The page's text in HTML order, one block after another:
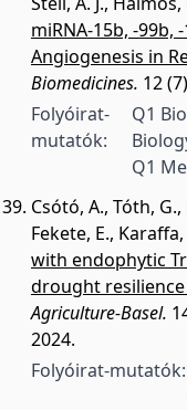
miRNA-15b, -99b,
Angiogenesis in
Biomedicines. 12
Folyóirat-
mutatók:
Q1
Q1
Csótó, A., Tóth, G.,
Fekete, E., Karaffa,
with endophytic
drought
Agriculture-Basel.
2024.
Folyóirat-mutatók: